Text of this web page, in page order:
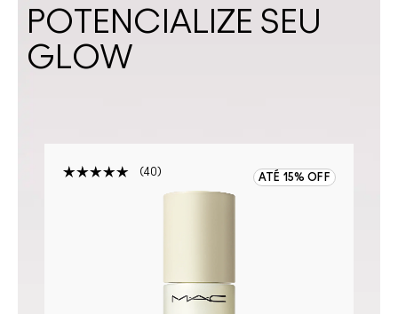
POTENCIALIZE SEU
GLOW
40 ATÉ 15% OFF